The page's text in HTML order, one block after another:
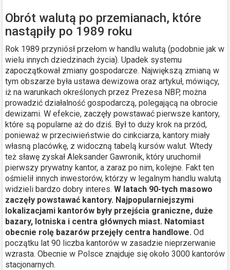
Obrót walutą po przemianach, które
nastąpiły po 1989 roku
Rok 1989 przyniósł przełom w handlu walutą (podobnie jak w
wielu innych dziedzinach życia). Upadek systemu
zapoczątkował zmiany gospodarcze. Największą zmianą w
tym obszarze była ustawa dewizowa oraz artykuł, mówiący,
iż na warunkach określonych przez Prezesa NBP, można
prowadzić działalność gospodarczą, polegającą na obrocie
dewizami. W efekcie, zaczęły powstawać pierwsze kantory,
które są popularne aż do dziś. Był to duży krok na przód,
ponieważ w przeciwieństwie do cinkciarza, kantory miały
własną placówkę, z widoczną tabelą kursów walut. Wtedy
też sławę zyskał Aleksander Gawronik, który uruchomił
pierwszy prywatny kantor, a zaraz po nim, kolejne. Fakt ten
ośmielił innych inwestorów, którzy w legalnym handlu walutą
widzieli bardzo dobry interes. W latach 90-tych masowo
zaczęły powstawać kantory. Najpopularniejszymi
lokalizacjami kantorów były przejścia graniczne, duże
bazary, lotniska i centra głównych miast. Natomiast
obecnie rolę bazarów przejęły centra handlowe. Od
początku lat 90 liczba kantorów w zasadzie nieprzerwanie
wzrasta. Obecnie w Polsce znajduje się około 3000 kantorów
stacjonarnych.